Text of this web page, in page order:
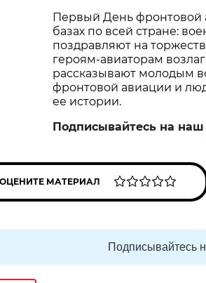
Первый День фронтовой
базах по всей стране:
поздравляют на
героям‑авиаторам
рассказывают молодым
фронтовой авиации и
ее истории.
Подписывайтесь на наш
ОЦЕНИТЕ МАТЕРИАЛ
Подписывайтесь